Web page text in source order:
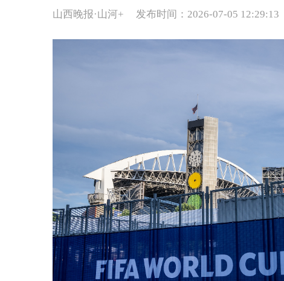
山西晚报·山河+ 发布时间：2026-07-05 12:29:13